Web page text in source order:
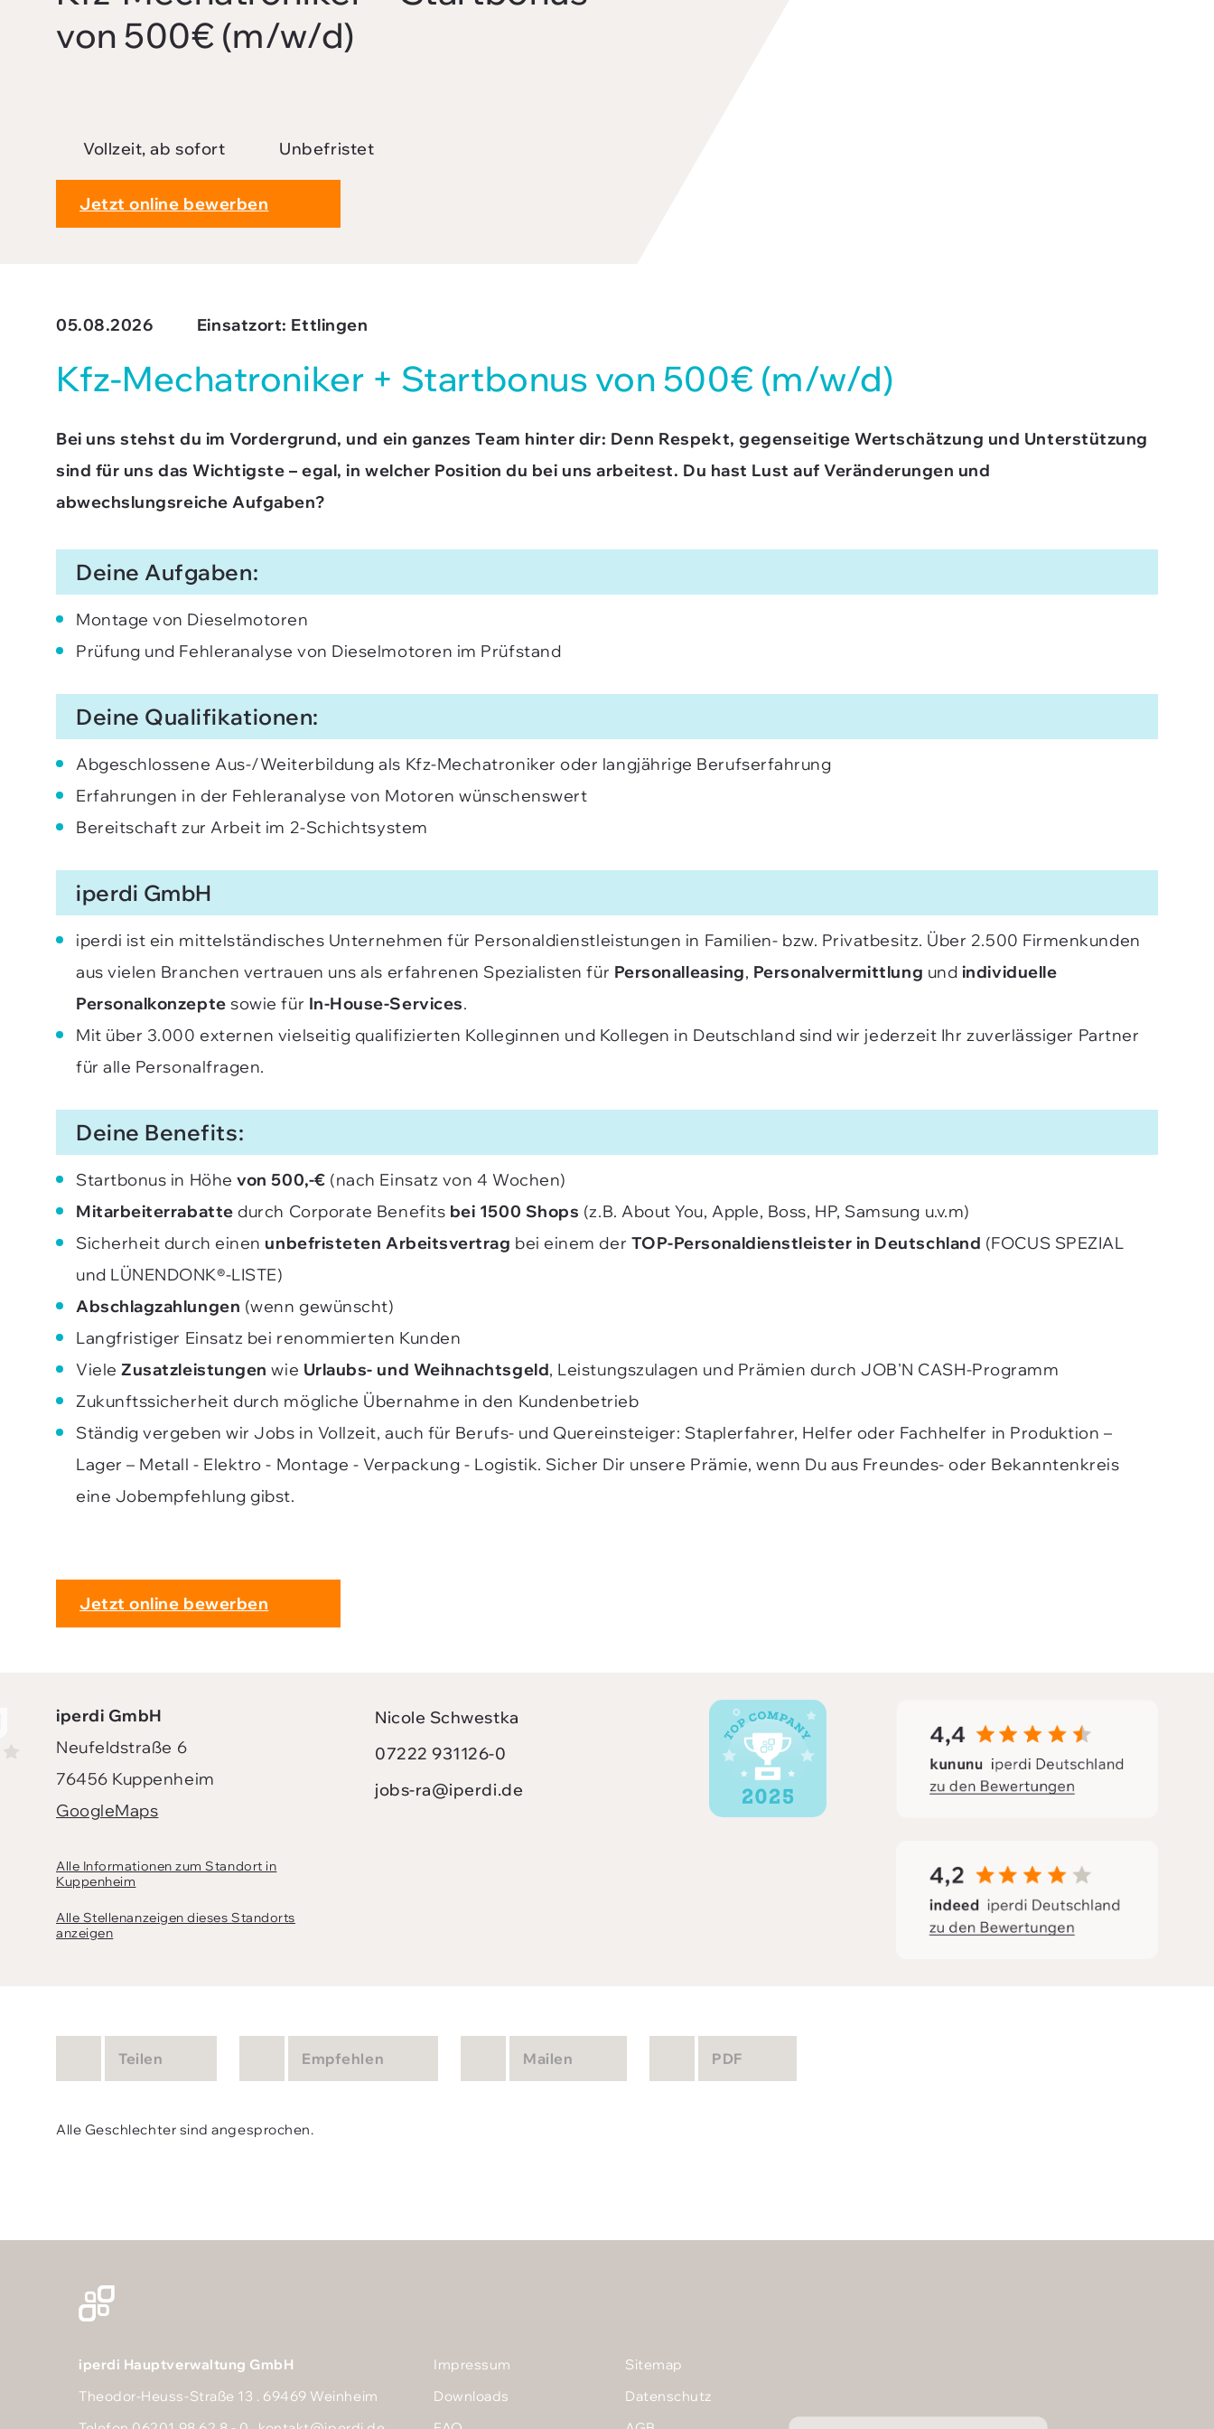
von 500€ (m/w/d)
Vollzeit, ab sofort Unbefristet
Jetzt online bewerben
05.08.2026 Einsatzort: Ettlingen
Kfz-Mecha­tro­niker + Start­bonus von 500€ (m/w/d)
Bei uns stehst du im Vordergrund, und ein ganzes Team hinter dir: Denn Respekt, gegenseitige Wertschätzung und Unterstützung
sind für uns das Wichtigste – egal, in welcher Position du bei uns arbeitest. Du hast Lust auf Veränderungen und
abwechslungsreiche Aufgaben?
Deine Aufgaben:
Montage von Dieselmotoren
Prüfung und Fehleranalyse von Dieselmotoren im Prüfstand
Deine Qualifikationen:
Abgeschlossene Aus-/Weiterbildung als Kfz-Mechatroniker oder langjährige Berufserfahrung
Erfahrungen in der Fehleranalyse von Motoren wünschenswert
Bereitschaft zur Arbeit im 2-Schichtsystem
iperdi GmbH
iperdi ist ein mittelständisches Unternehmen für Personaldienstleistungen in Familien- bzw. Privatbesitz. Über 2.500 Firmenkunden
aus vielen Branchen vertrauen uns als erfahrenen Spezialisten für Personalleasing, Personalvermittlung und individuelle
Personalkonzepte sowie für In-House-Services.
Mit über 3.000 externen vielseitig qualifizierten Kolleginnen und Kollegen in Deutschland sind wir jederzeit Ihr zuverlässiger Partner
für alle Personalfragen.
Deine Benefits:
Startbonus in Höhevon 500,-€ (nach Einsatz von 4 Wochen)
Mitarbeiterrabatte durch Corporate Benefits bei 1500 Shops (z.B. About You, Apple, Boss, HP, Samsung u.v.m)
Sicherheit durch einen unbefristeten Arbeitsvertrag bei einem der TOP-Personaldienstleister in Deutschland (FOCUS SPEZIAL
und LÜNENDONK®-LISTE)
Abschlagzahlungen (wenn gewünscht)
Langfristiger Einsatz bei renommierten Kunden
VieleZusatzleistungen wie Urlaubs- und Weihnachtsgeld, Leistungszulagen und Prämien durch JOB'N CASH-Programm
Zukunftssicherheit durch mögliche Übernahme in den Kundenbetrieb
Ständig vergeben wir Jobs in Vollzeit, auch für Berufs- und Quereinsteiger: Staplerfahrer, Helfer oder Fachhelfer in Produktion –
Lager – Metall - Elektro - Montage - Verpackung - Logistik. Sicher Dir unsere Prämie, wenn Du aus Freundes- oder Bekanntenkreis
eine Jobempfehlung gibst.
Jetzt online bewerben
iperdi GmbH
Neufeldstraße 6
76456 Kuppenheim
GoogleMaps
Alle Informationen zum Standort in
Kuppenheim
Alle Stellenanzeigen dieses Standorts
anzeigen
Nicole Schwestka
07222 931126-0
jobs-ra@iperdi.de
Teilen Empfehlen Mailen PDF
Alle Geschlechter sind angesprochen.
iperdi Hauptverwaltung GmbH
Theodor-Heuss-Straße 13 . 69469 Weinheim
Impressum
Downloads
Sitemap
Datenschutz
Downloads
Datenschutz
AGB